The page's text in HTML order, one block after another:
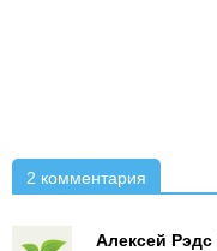
2 комментария
Алексей Рэдс